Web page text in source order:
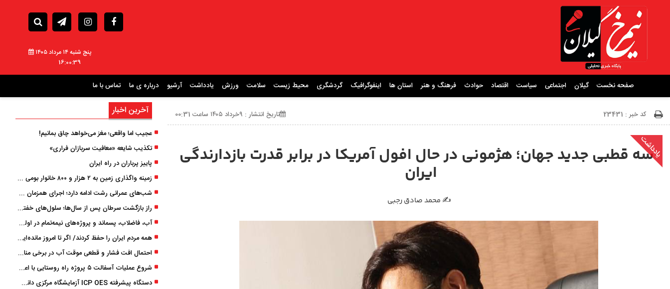
پنج شنبه ۱۴ مرداد ۱۴۰۵
16:00:40
صفحه نخست گیلان اجتماعی سیاست اقتصاد حوادث فرهنگ و هنر استان ها اینفوگرافیک گردشگری محیط زیست سلامت ورزش یادداشت آرشیو درباره ی ما تماس با ما
کد خبر : 23431 تاریخ انتشار : ۹خرداد ۱۴۰۵ ساعت 00:31
یادداشت
سه قطبی جدید جهان؛ هژمونی در حال افول آمریکا در برابر قدرت بازدارندگی
ایران
✍️ محمد صادق رجبی
آخرین اخبار
عجیب اما واقعی؛ مغز می‌خواهد چاق بمانیم!
تکذیب شایعه «معافیت سربازان فراری»
پاییز پرباران در راه ایران
زمینه واگذاری زمین به ۲ هزار و ۸۰۰ خانوار بومی گیلان فراهم شد
شب‌های عمرانی رشت ادامه دارد؛ اجرای همزمان آسفالت‌ریزی در پنج منطقه شهری
راز بازگشت سرطان پس از سال‌ها؛ سلول‌های خفته چگونه دوباره بیدار می‌شوند؟
آب، فاضلاب، پسماند و پروژه‌های نیمه‌تمام در اولویت مصوبات سفر دولت
همه مردم ایران را حفظ کردند/ اگر تا امروز مانده‌ایم، به ‌خاطر مردم نجیب ایران بوده است
احتمال افت فشار و قطعی موقت آب در برخی مناطق گیلان
شروع عملیات آسفالت ۵ پروژه راه ‌روستایی با اعتبار ۳۷۰ میلیاردی در گیلان
دستگاه پیشرفته ICP OES آزمایشگاه مرکزی دانشگاه گیلان دوباره راه‌اندازی شد